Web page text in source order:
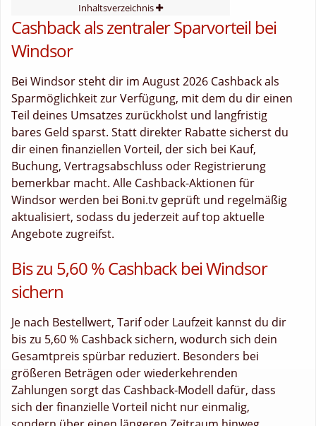
Inhaltsverzeichnis
Cashback als zentraler Sparvorteil bei
Windsor
Bei Windsor steht dir im August 2026 Cashback als
Sparmöglichkeit zur Verfügung, mit dem du dir einen
Teil deines Umsatzes zurückholst und langfristig
bares Geld sparst. Statt direkter Rabatte sicherst du
dir einen finanziellen Vorteil, der sich bei Kauf,
Buchung, Vertragsabschluss oder Registrierung
bemerkbar macht. Alle Cashback-Aktionen für
Windsor werden bei Boni.tv geprüft und regelmäßig
aktualisiert, sodass du jederzeit auf top aktuelle
Angebote zugreifst.
Bis zu 5,60 % Cashback bei Windsor
sichern
Je nach Bestellwert, Tarif oder Laufzeit kannst du dir
bis zu 5,60 % Cashback sichern, wodurch sich dein
Gesamtpreis spürbar reduziert. Besonders bei
größeren Beträgen oder wiederkehrenden
Zahlungen sorgt das Cashback-Modell dafür, dass
sich der finanzielle Vorteil nicht nur einmalig,